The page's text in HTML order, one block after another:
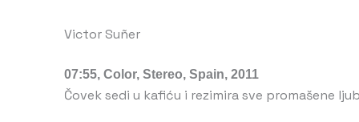
Victor Suñer
07:55, Color, Stereo, Spain, 2011
Čovek sedi u kafiću i rezimira sve promašene